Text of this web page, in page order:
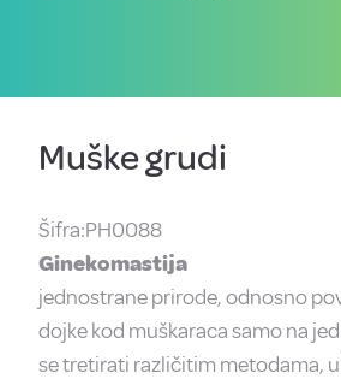
Muške grudi
Šifra:PH0088
Ginekomastija
jednostrane prirode, odnosno
dojke kod muškaraca samo na
se tretirati različitim metodama,